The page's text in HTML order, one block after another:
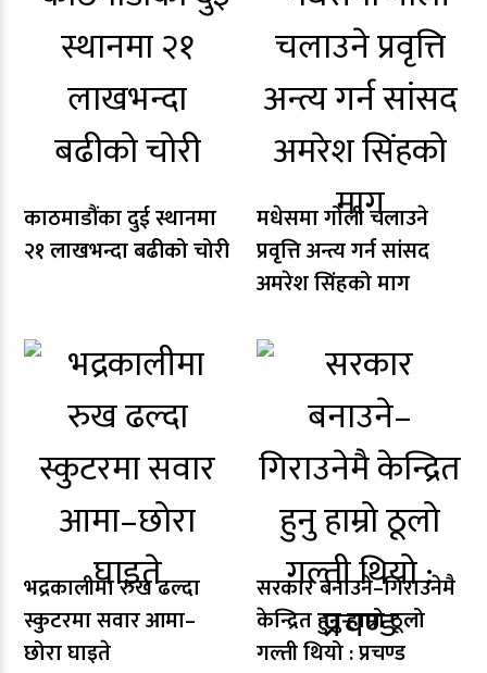
काठमाडौंका दुई स्थानमा
२१ लाखभन्दा बढीको चोरी
मधेसमा गोली चलाउने
प्रवृत्ति अन्त्य गर्न सांसद
अमरेश सिंहको माग
भद्रकालीमा रुख ढल्दा
स्कुटरमा सवार आमा–
छोरा घाइते
सरकार बनाउने–गिराउनेमै
केन्द्रित हुनु हाम्रो ठूलो
गल्ती थियो : प्रचण्ड